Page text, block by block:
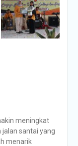
meningkat
santai yang
menarik